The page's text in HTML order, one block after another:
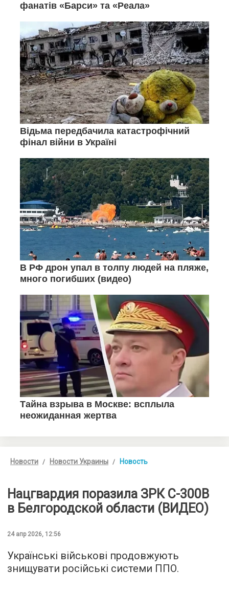
Новости Новости Украины Новость
Нацгвардия поразила ЗРК С-300В
в Белгородской области (ВИДЕО)
24 апр 2026, 12:56
Українські військові продовжують
знищувати російські системи ППО.